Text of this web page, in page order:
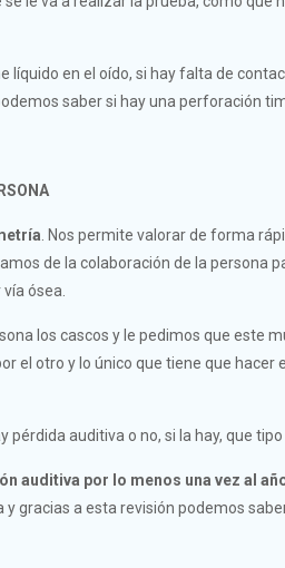
líquido en el oído, si hay falta de
saber si hay una perforación
. Nos permite valorar de forma
de la colaboración de la persona
ósea.
los cascos y le pedimos que este
el otro y lo único que tiene que hacer
auditiva o no, si la hay, que
auditiva por lo menos una vez al
gracias a esta revisión podemos